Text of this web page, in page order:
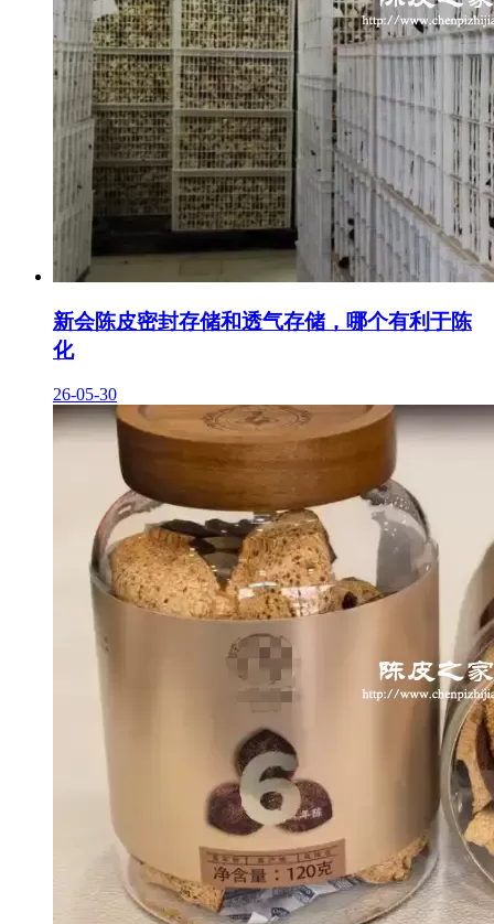
新会陈皮密封存储和透气存储，哪个有利于陈
化
26-05-30